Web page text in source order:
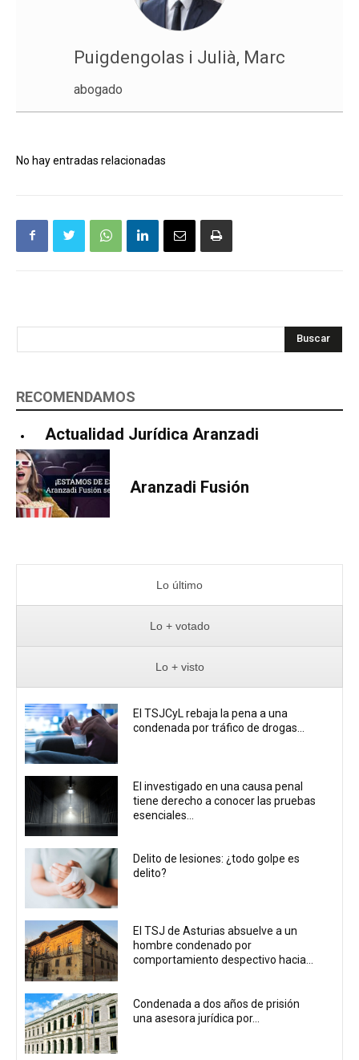
Puigdengolas i Julià, Marc
abogado
No hay entradas relacionadas
Buscar
RECOMENDAMOS
Actualidad Jurídica Aranzadi
Aranzadi Fusión
Lo último
Lo + votado
Lo + visto
El TSJCyL rebaja la pena a una
condenada por tráfico de drogas...
El investigado en una causa penal
tiene derecho a conocer las pruebas
esenciales...
Delito de lesiones: ¿todo golpe es
delito?
El TSJ de Asturias absuelve a un
hombre condenado por
comportamiento despectivo hacia...
Condenada a dos años de prisión
una asesora jurídica por...